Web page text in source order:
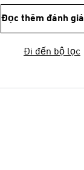
Đọc thêm đánh giá
Đi đến bộ lọc